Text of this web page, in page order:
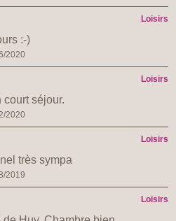
Loisirs
:-)
2020
Loisirs
court séjour.
2020
Loisirs
très sympa
2019
Loisirs